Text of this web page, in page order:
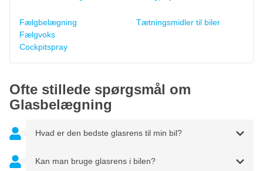
Fælgbelægning
Fælgvoks
Cockpitspray
Tætningsmidler til biler
Ofte stillede spørgsmål om
Glasbelægning
Hvad er den bedste glasrens til min bil?
Kan man bruge glasrens i bilen?